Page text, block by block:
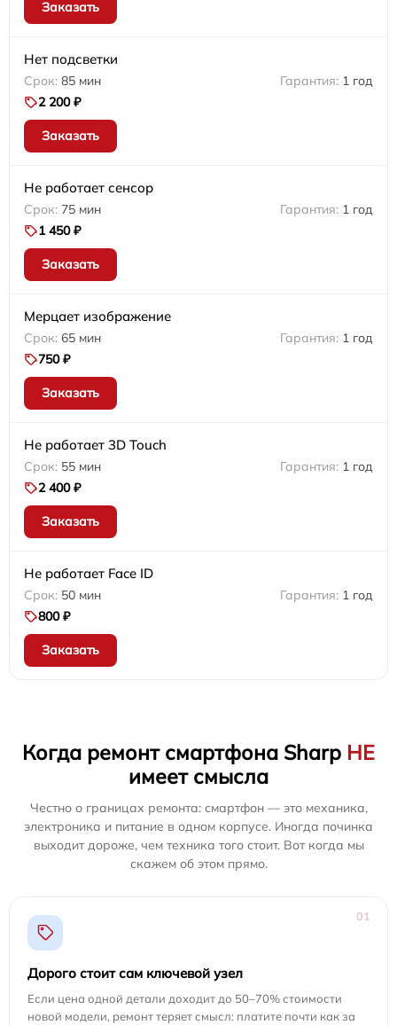
Заказать
Нет подсветки
85 мин
1 год
2 200 ₽
Заказать
Не работает сенсор
75 мин
1 год
1 450 ₽
Заказать
Мерцает изображение
65 мин
1 год
750 ₽
Заказать
Не работает 3D Touch
55 мин
1 год
2 400 ₽
Заказать
Не работает Face ID
50 мин
1 год
800 ₽
Заказать
Когда ремонт смартфона Sharp НЕ
имеет смысла
Честно о границах ремонта: смартфон — это механика,
электроника и питание в одном корпусе. Иногда починка
выходит дороже, чем техника того стоит. Вот когда мы
скажем об этом прямо.
01
Дорого стоит сам ключевой узел
Если цена одной детали доходит до 50–70% стоимости
новой модели, ремонт теряет смысл: платите почти как за